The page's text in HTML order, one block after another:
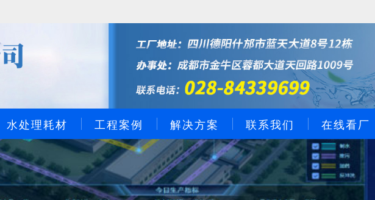
水处理耗材 工程案例 解决方案 联系我们 在线看厂